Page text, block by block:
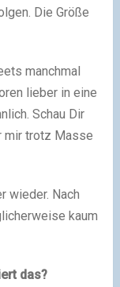
Die Größe
manchmal
lieber in eine
Schau Dir
mir trotz Masse
wieder. Nach
kaum
das?